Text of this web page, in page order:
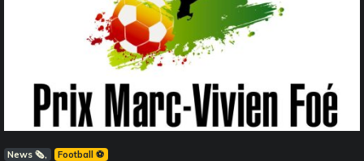
News 🗞️ Football ⚽️